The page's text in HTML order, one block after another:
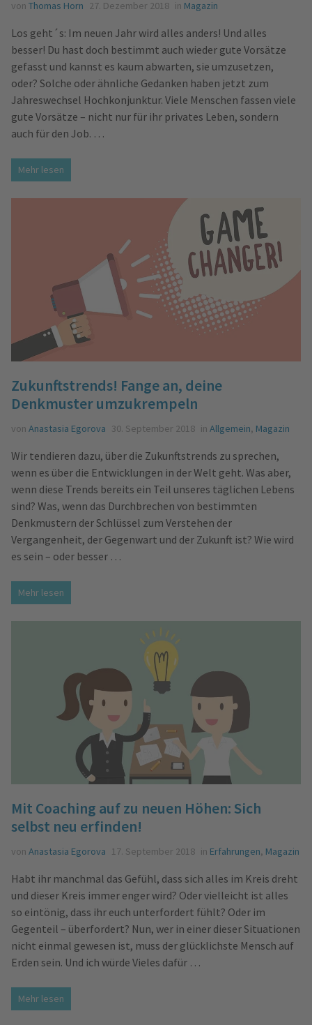
von Thomas Horn 27. Dezember 2018 in Magazin
Los geht´s: Im neuen Jahr wird alles anders! Und alles
besser! Du hast doch bestimmt auch wieder gute Vorsätze
gefasst und kannst es kaum abwarten, sie umzusetzen,
oder? Solche oder ähnliche Gedanken haben jetzt zum
Jahreswechsel Hochkonjunktur. Viele Menschen fassen viele
gute Vorsätze – nicht nur für ihr privates Leben, sondern
auch für den Job. …
Mehr lesen
Zukunftstrends! Fange an, deine
Denkmuster umzukrempeln
von Anastasia Egorova 30. September 2018 in Allgemein, Magazin
Wir tendieren dazu, über die Zukunftstrends zu sprechen,
wenn es über die Entwicklungen in der Welt geht. Was aber,
wenn diese Trends bereits ein Teil unseres täglichen Lebens
sind? Was, wenn das Durchbrechen von bestimmten
Denkmustern der Schlüssel zum Verstehen der
Vergangenheit, der Gegenwart und der Zukunft ist? Wie wird
es sein – oder besser …
Mehr lesen
Mit Coaching auf zu neuen Höhen: Sich
selbst neu erfinden!
von Anastasia Egorova 17. September 2018 in Erfahrungen, Magazin
Habt ihr manchmal das Gefühl, dass sich alles im Kreis dreht
und dieser Kreis immer enger wird? Oder vielleicht ist alles
so eintönig, dass ihr euch unterfordert fühlt? Oder im
Gegenteil – überfordert? Nun, wer in einer dieser Situationen
nicht einmal gewesen ist, muss der glücklichste Mensch auf
Erden sein. Und ich würde Vieles dafür …
Mehr lesen